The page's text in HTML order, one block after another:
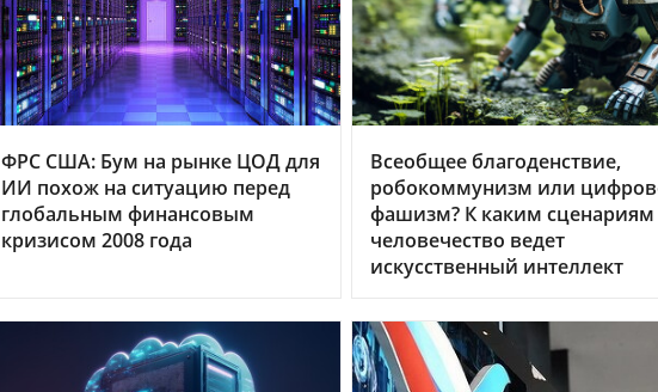
ФРС США: Бум на рынке ЦОД для
ИИ похож на ситуацию перед
глобальным финансовым
кризисом 2008 года
Всеобщее благоденствие,
робокоммунизм или
фашизм? К каким сценариям
человечество ведет
искусственный интеллект